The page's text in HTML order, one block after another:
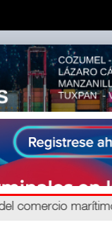
comercio